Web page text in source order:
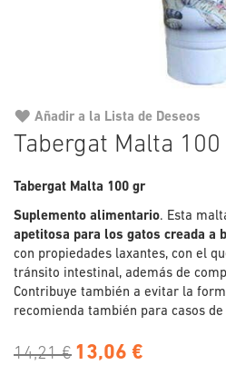
Tabergat Malta
Tabergat Malta 100 gr
Suplemento alimentario. Esta
apetitosa para los gatos creada a
con propiedades laxantes, con el
tránsito intestinal, además de
Contribuye también a evitar la
recomienda también para casos
14,21 € 13,06 €
Añadir a la Lista de Deseos
al
de